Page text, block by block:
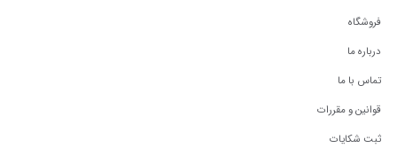
فروشگاه
درباره ما
تماس با ما
قوانین و مقررات
ثبت شکایات